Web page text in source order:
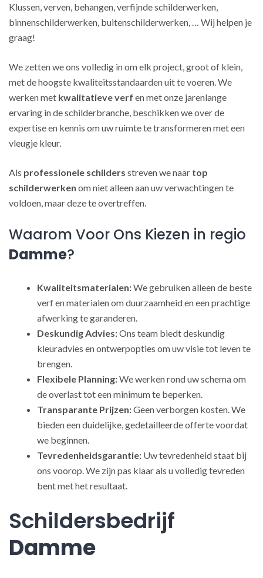
Klussen, verven, behangen, verfijnde schilderwerken,
binnenschilderwerken, buitenschilderwerken, … Wij helpen je
graag!
We zetten we ons volledig in om elk project, groot of klein,
met de hoogste kwaliteitsstandaarden uit te voeren. We
werken met kwalitatieve verf en met onze jarenlange
ervaring in de schilderbranche, beschikken we over de
expertise en kennis om uw ruimte te transformeren met een
vleugje kleur.
Als professionele schilders streven we naar top
schilderwerken om niet alleen aan uw verwachtingen te
voldoen, maar deze te overtreffen.
Waarom Voor Ons Kiezen in regio
Damme?
Kwaliteitsmaterialen:We gebruiken alleen de beste
verf en materialen om duurzaamheid en een prachtige
afwerking te garanderen.
Deskundig Advies:Ons team biedt deskundig
kleuradvies en ontwerpopties om uw visie tot leven te
brengen.
Flexibele Planning:We werken rond uw schema om
de overlast tot een minimum te beperken.
Transparante Prijzen:Geen verborgen kosten. We
bieden een duidelijke, gedetailleerde offerte voordat
we beginnen.
Tevredenheidsgarantie: Uw tevredenheid staat bij
ons voorop. We zijn pas klaar als u volledig tevreden
bent met het resultaat.
Schildersbedrijf
Damme